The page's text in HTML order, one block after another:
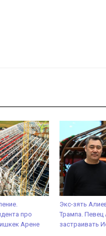
про
Арене
Экс-зять
Трампа. Певец
застраивать